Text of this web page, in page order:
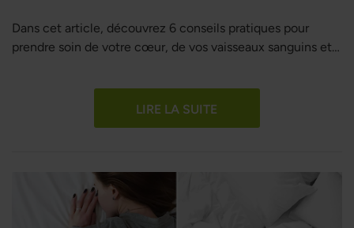
Dans cet article, découvrez 6 conseils pratiques pour
prendre soin de votre cœur, de vos vaisseaux sanguins et
LIRE LA SUITE